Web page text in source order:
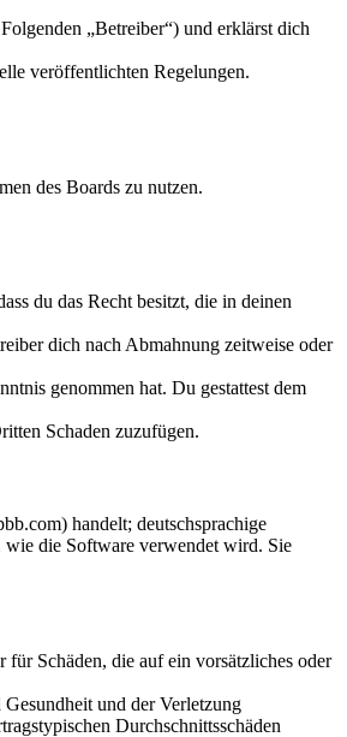
„Betreiber“) und erklärst dich
veröffentlichten Regelungen.
des Boards zu nutzen.
du das Recht besitzt, die in deinen
dich nach Abmahnung zeitweise oder
genommen hat. Du gestattest dem
Schaden zuzufügen.
handelt; deutschsprachige
die Software verwendet wird. Sie
Schäden, die auf ein vorsätzliches oder
und der Verletzung
Durchschnittsschäden